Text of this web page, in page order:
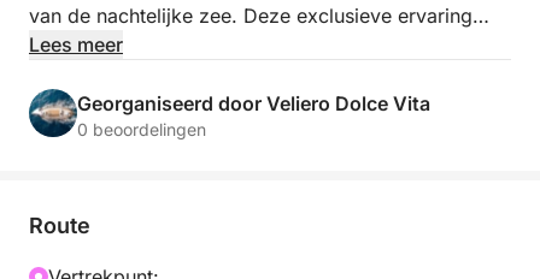
van de nachtelijke zee. Deze exclusieve ervaring
neemt u mee naar het eiland Santo Stefano, in een
ontworpen voor diegenen die willen ontspannen aan
zee of plezier willen maken in gezelschap onder de
De tocht vindt plaats op de kalme wateren van de
Lees meer
Georganiseerd door Veliero Dolce Vita
0 beoordelingen
Route